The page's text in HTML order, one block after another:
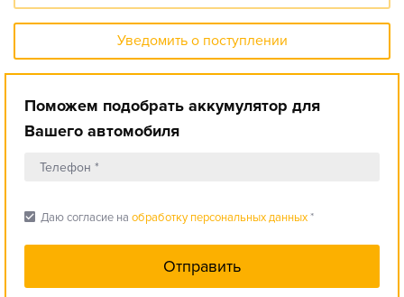
Уведомить о поступлении
Поможем подобрать аккумулятор для
Вашего автомобиля
check_box Даю согласие на обработку персональных данных*